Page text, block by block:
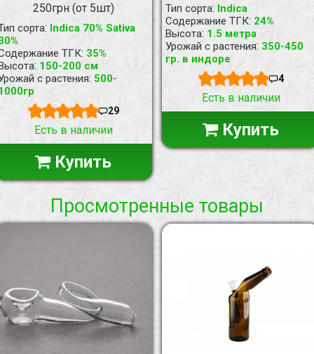
250грн (от 5шт)
сорта: Indica 70% Sativa
ТГК: 35%
: 150-200 см
с растения: 500-
29
Есть в наличии
Купить
Тип сорта: Indica
Содержание ТГК: 24%
Высота: 1.5 метра
Урожай с растения: 350-450
гр. в индоре
4
Есть в наличии
Купить
Просмотренные товары